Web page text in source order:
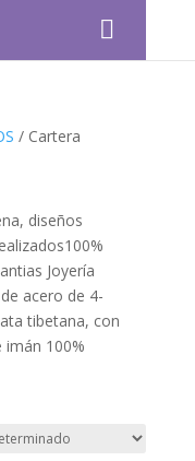
/ Cartera
diseños
Joyería
acero de 4-
tibetana, con
imán 100%